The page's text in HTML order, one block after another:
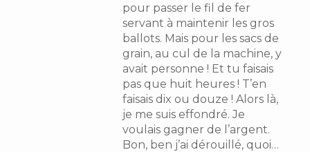
pour passer le fil de fer
servant à maintenir les gros
ballots. Mais pour les sacs de
grain, au cul de la machine, y
avait personne ! Et tu faisais
pas que huit heures ! T’en
faisais dix ou douze ! Alors là,
je me suis effondré. Je
voulais gagner de l’argent.
Bon, ben j’ai dérouillé, quoi…